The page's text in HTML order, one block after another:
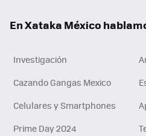
En Xataka México
Investigación
Cazando Gangas Mexico
Celulares y Smartphones
Prime Day 2024